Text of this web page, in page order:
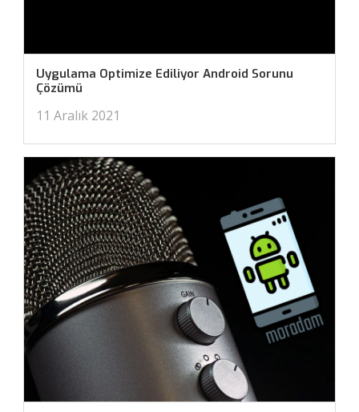
Uygulama Optimize Ediliyor Android Sorunu
Çözümü
11 Aralık 2021